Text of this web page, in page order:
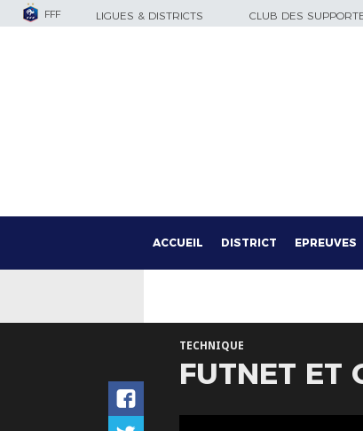
FFF LIGUES & DISTRICTS CLUB DES
ACCUEIL DISTRICT EPREUVES
TECHNIQUE
FUTNET ET